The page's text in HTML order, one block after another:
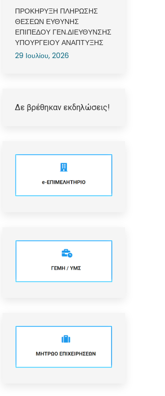
ΠΡΟΚΗΡΥΞΗ ΠΛΗΡΩΣΗΣ
ΘΕΣΕΩΝ ΕΥΘΥΝΗΣ
ΕΠΙΠΕΔΟΥ ΓΕΝ.ΔΙΕΥΘΥΝΣΗΣ
ΥΠΟΥΡΓΕΙΟΥ ΑΝΑΠΤΥΞΗΣ
29 Ιουλίου, 2026
Δε βρέθηκαν εκδηλώσεις!